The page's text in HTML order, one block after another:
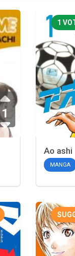
1
1
Ao ashi
MANGA